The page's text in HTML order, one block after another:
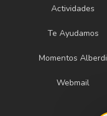
Actividades
Te Ayudamos
Momentos Alberdi
Webmail